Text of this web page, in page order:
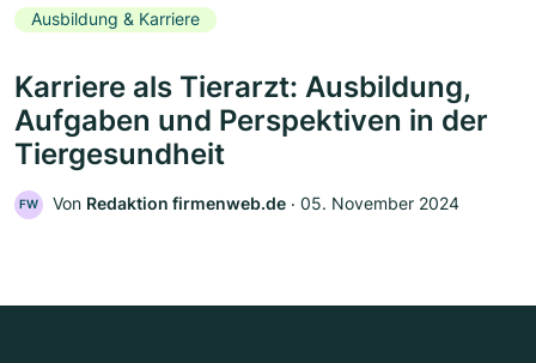
Ausbildung & Karriere
Karriere als Tierarzt: Ausbildung,
Aufgaben und Perspektiven in der
Tiergesundheit
FW Von Redaktion firmenweb.de ‧ 05. November 2024